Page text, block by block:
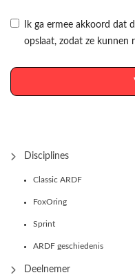
Ik ga ermee akkoord dat
opslaat, zodat ze kunnen
Disciplines
Classic ARDF
FoxOring
Sprint
ARDF geschiedenis
Deelnemer